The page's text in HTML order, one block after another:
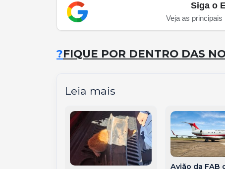
Siga o
Veja as
?FIQUE POR DENTRO DAS
Leia mais
Avião da FAB